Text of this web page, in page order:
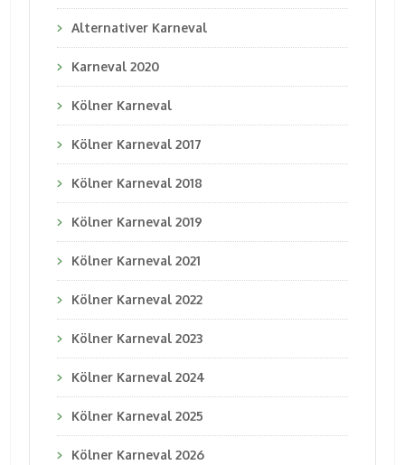
Alternativer Karneval
Karneval 2020
Kölner Karneval
Kölner Karneval 2017
Kölner Karneval 2018
Kölner Karneval 2019
Kölner Karneval 2021
Kölner Karneval 2022
Kölner Karneval 2023
Kölner Karneval 2024
Kölner Karneval 2025
Kölner Karneval 2026